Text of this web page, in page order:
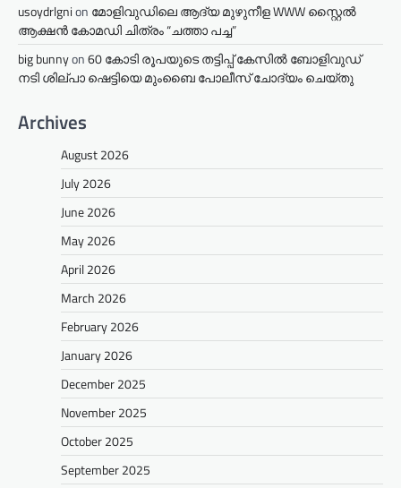
usoydrlgnion മോളിവുഡിലെ ആദ്യ മുഴുനീള WWW സ്റ്റൈൽ
ആക്ഷൻ കോമഡി ചിത്രം “ചത്താ പച്ച”
big bunnyon60 കോടി രൂപയുടെ തട്ടിപ്പ് കേസിൽ ബോളിവുഡ്
നടി ശില്പാ ഷെട്ടിയെ മുംബൈ പോലീസ് ചോദ്യം ചെയ്തു
Archives
August 2026
July 2026
June 2026
May 2026
April 2026
March 2026
February 2026
January 2026
December 2025
November 2025
October 2025
September 2025